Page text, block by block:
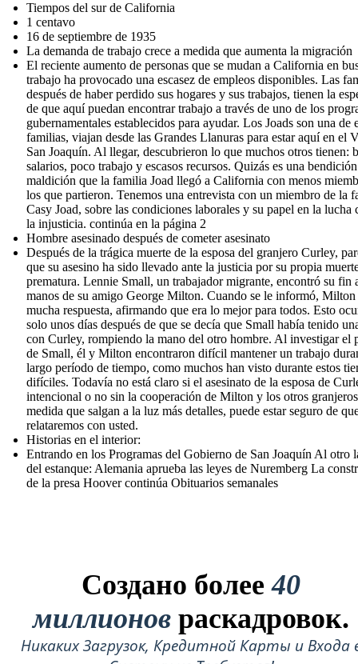
Tiempos del sur de California
1 centavo
16 de septiembre de 1935
La demanda de trabajo crece a medida que aumenta la migración
El reciente aumento de personas que se mudan a California en
trabajo ha provocado una escasez de empleos disponibles. Las
después de haber perdido sus hogares y sus trabajos, tienen la
de que aquí puedan encontrar trabajo a través de uno de los
gubernamentales establecidos para ayudar. Los Joads son una de
familias, viajan desde las Grandes Llanuras para estar aquí en el
San Joaquín. Al llegar, descubrieron lo que muchos otros tienen:
salarios, poco trabajo y escasos recursos. Quizás es una
maldición que la familia Joad llegó a California con menos
los que partieron. Tenemos una entrevista con un miembro de la
Casy Joad, sobre las condiciones laborales y su papel en la lucha
la injusticia. continúa en la página 2
Hombre asesinado después de cometer asesinato
Después de la trágica muerte de la esposa del granjero Curley,
que su asesino ha sido llevado ante la justicia por su propia
prematura. Lennie Small, un trabajador migrante, encontró su fin
manos de su amigo George Milton. Cuando se le informó,
mucha respuesta, afirmando que era lo mejor para todos. Esto
solo unos días después de que se decía que Small había tenido
con Curley, rompiendo la mano del otro hombre. Al investigar el
de Small, él y Milton encontraron difícil mantener un trabajo
largo período de tiempo, como muchos han visto durante estos
difíciles. Todavía no está claro si el asesinato de la esposa de
intencional o no sin la cooperación de Milton y los otros
medida que salgan a la luz más detalles, puede estar seguro de
relataremos con usted.
Historias en el interior:
Entrando en los Programas del Gobierno de San Joaquín Al otro
del estanque: Alemania aprueba las leyes de Nuremberg La
de la presa Hoover continúa Obituarios semanales
Создано более40
миллионов раскадровок.
Никаких Загрузок, Кредитной Карты и Входа